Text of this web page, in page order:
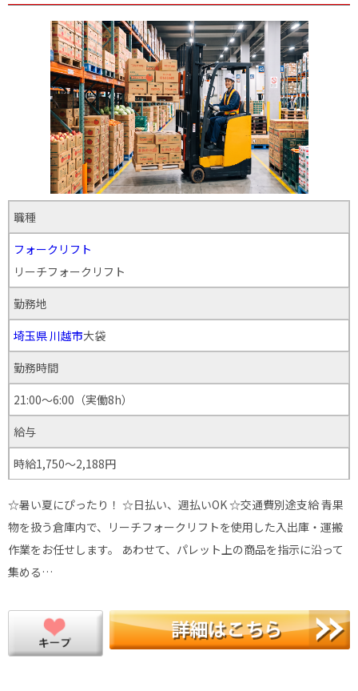
職種
フォークリフト
リーチフォークリフト
勤務地
埼玉県 川越市大袋
勤務時間
21:00～6:00（実働8h）
給与
時給1,750～2,188円
☆暑い夏にぴったり！ ☆日払い、週払いOK ☆交通費別途支給 青果
物を扱う倉庫内で、リーチフォークリフトを使用した入出庫・運搬
作業をお任せします。 あわせて、パレット上の商品を指示に沿って
集める…